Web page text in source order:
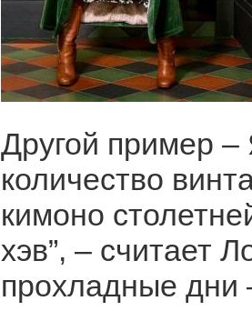
Другой пример –
количество
кимоно
хэв”, – считает
прохладные дни